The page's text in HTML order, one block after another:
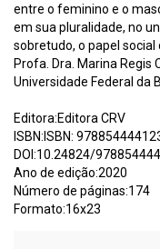
entre o feminino e o
em sua pluralidade, no
sobretudo, o papel social
Profa. Dra. Marina Regis
Universidade Federal da
Editora:Editora CRV
ISBN:ISBN:
DOI:10.24824/
Ano de edição:2020
Número de páginas:174
Formato:16x23